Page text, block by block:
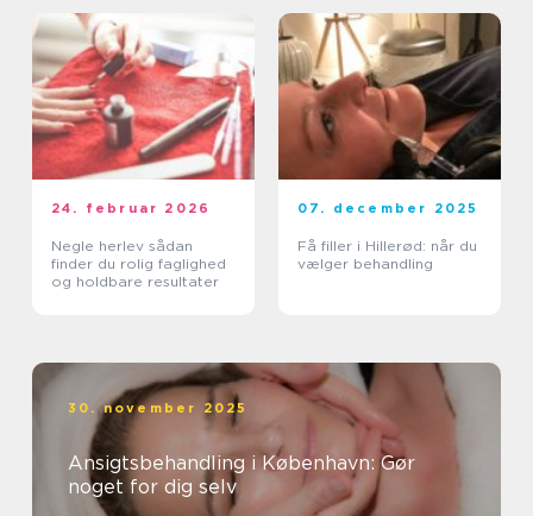
24. februar 2026
Negle herlev sådan
finder du rolig faglighed
og holdbare resultater
07. december 2025
Få filler i Hillerød: når du
vælger behandling
30. november 2025
Ansigtsbehandling i København: Gør
noget for dig selv